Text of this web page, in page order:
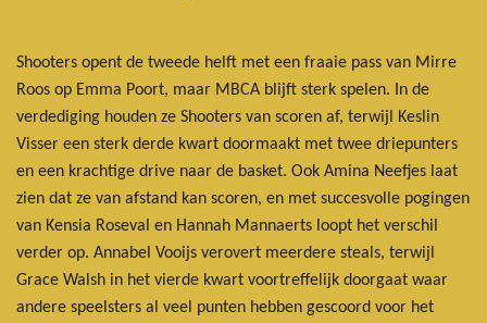
Shooters opent de tweede helft met een fraaie pass van Mirre
Roos op Emma Poort, maar MBCA blijft sterk spelen. In de
verdediging houden ze Shooters van scoren af, terwijl Keslin
Visser een sterk derde kwart doormaakt met twee driepunters
en een krachtige drive naar de basket. Ook Amina Neefjes laat
zien dat ze van afstand kan scoren, en met succesvolle pogingen
van Kensia Roseval en Hannah Mannaerts loopt het verschil
verder op. Annabel Vooijs verovert meerdere steals, terwijl
Grace Walsh in het vierde kwart voortreffelijk doorgaat waar
andere speelsters al veel punten hebben gescoord voor het